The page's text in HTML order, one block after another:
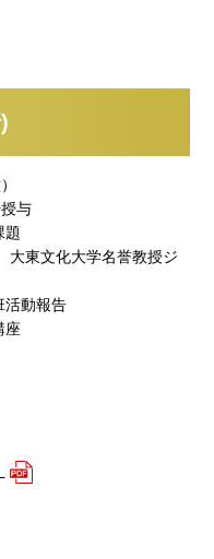
与
題
東文化大学名誉教授ジ
動報告
座